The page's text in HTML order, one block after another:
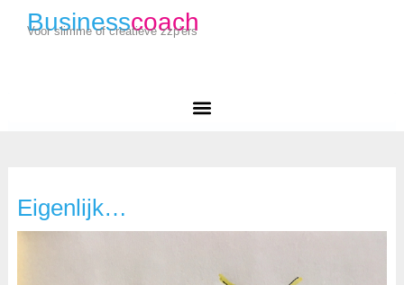
Businesscoach
Voor slimme of creatieve zzp'ers
Eigenlijk…